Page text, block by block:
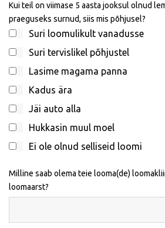
Kui teil on viimase 5 aasta jooksul olnud
praeguseks surnud, siis mis põhjusel?
Suri loomulikult vanadusse
Suri tervislikel põhjustel
Lasime magama panna
Kadus ära
Jäi auto alla
Hukkasin muul moel
Ei ole olnud selliseid loomi
Milline saab olema teie looma(de)
loomaarst?